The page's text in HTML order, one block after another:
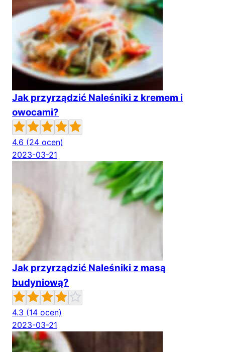
Jak przyrządzić Naleśniki z kremem i
owocami?
4.6 (24 ocen)
2023-03-21
Jak przyrządzić Naleśniki z masą
budyniową?
4.3 (14 ocen)
2023-03-21